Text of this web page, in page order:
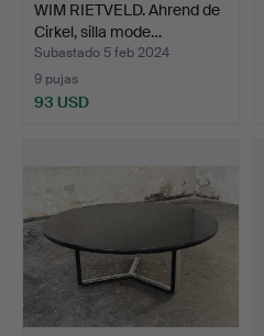
WIM RIETVELD. Ahrend de
Cirkel, silla mode…
Subastado 5 feb 2024
9 pujas
93 USD